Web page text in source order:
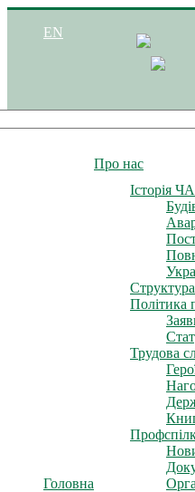
EN
Головна
Про нас
Історія
Політика
Трудова